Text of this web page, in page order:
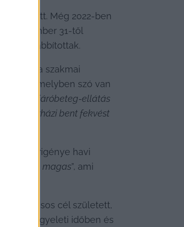
egy orvosházaspár és azóta Bajáról és Kecskemétről utaztatták ide a szakorvosokat. 2024. december 31-től
véve a szakmai
melyben szó van
járóbeteg-ellátás
kórházi bent fekvést
bérigénye havi
irreálisan magas”, ami
cél született,
ügyeleti időben és